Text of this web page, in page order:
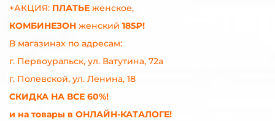
+АКЦИЯ: ПЛАТЬЕ женское,
КОМБИНЕЗОН женский 185₽!
В магазинах по адресам:
г. Первоуральск, ул. Ватутина, 72а
г. Полевской, ул. Ленина, 18
СКИДКА НА ВСЕ 60%!
и на товары в ОНЛАЙН-КАТАЛОГЕ!